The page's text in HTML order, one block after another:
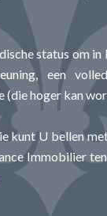
status om
een
(die hoger kan
kunt U bellen
Immobilier